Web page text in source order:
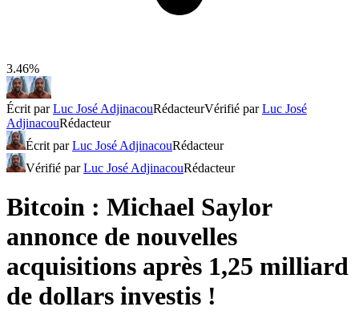
3.46%
Écrit parLuc José AdjinacouRédacteurVérifié parLuc José
AdjinacouRédacteur
Écrit parLuc José AdjinacouRédacteur
Vérifié parLuc José AdjinacouRédacteur
Bitcoin : Michael Saylor
annonce de nouvelles
acquisitions après 1,25 milliard
de dollars investis !